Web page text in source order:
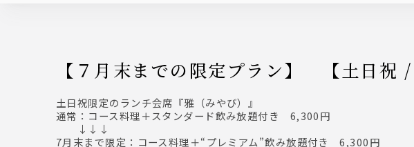
【７月末までの限定プラン】 【土日
土日祝限定のランチ会席『雅（みやび）』
通常：コース料理＋スタンダード飲み放題付き 6,300円
↓↓↓
7月末まで限定：コース料理＋“プレミアム”飲み放題付き 6,300円